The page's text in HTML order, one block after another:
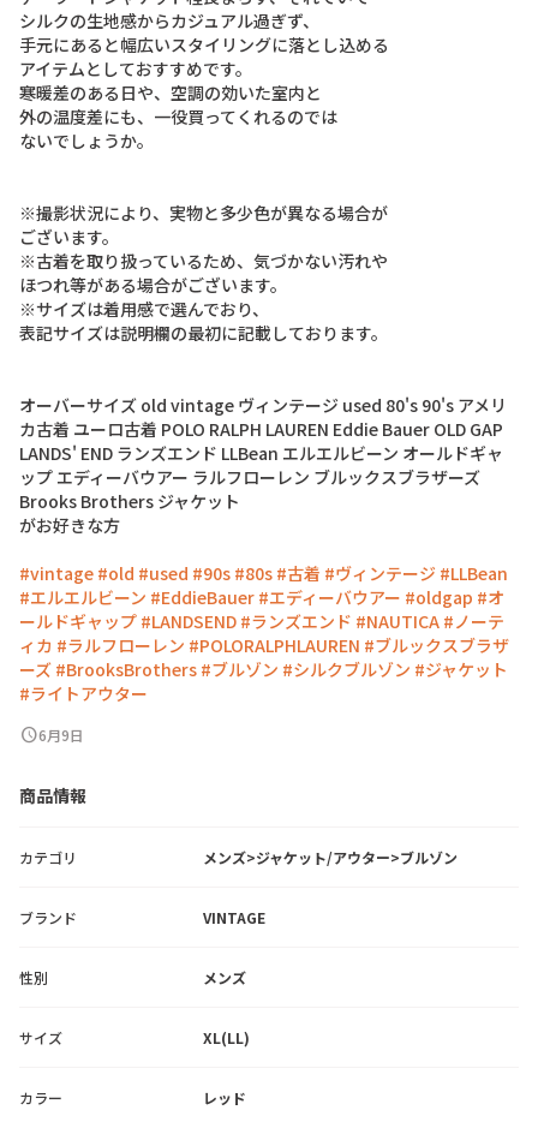
シルクの生地感からカジュアル過ぎず、
手元にある と幅広いスタイ リ ングに落と し込める
アイテムと しておすすめです。
寒暖差のある 日や、 空調の効いた室内と
外の温度差にも、 一役買ってく れるのでは
ないで し ょ うか。
※撮影状況によ り、 実物と多少色が異なる場合が
ございます。
※古着を取り扱っているため、 気づかない汚れや
ほつれ等がある場合がございます。
※サイズは着用感で選んでおり、
表記サイズは説明欄の最初に記載 しており ます。
オーバーサイズ old vintage ヴィ ンテージ used 80's 90's アメ リ
カ古着 ユーロ古着 POLO RALPH LAUREN Eddie Bauer OLD GAP
LANDS' END ラ ンズエン ド LLBean エルエルビーン オール ドギャ
ップ エディ ーバウアー ラルフ ロー レン ブルックスブラザーズ
Brooks Brothers ジャケッ ト
がお好きな方
#vintage #old #used #90s #80s #古着 #ヴィンテージ #LLBean
#エルエルビーン #EddieBauer #エディーバウアー #oldgap #オ
ールドギャップ #LANDSEND #ランズエンド #NAUTICA #ノーテ
ィカ #ラルフローレン #POLORALPHLAUREN #ブルックスブラザ
ーズ #BrooksBrothers #ブルゾン #シルクブルゾン #ジャケット
#ライトアウター
schedule6月9日
商品情報
カテゴリ メンズ>ジャケット/アウター>ブルゾン
ブランド VINTAGE
性別 メンズ
サイズ XL(LL)
カラー レッド